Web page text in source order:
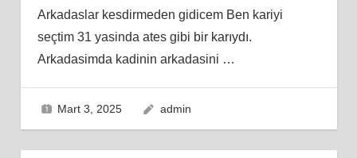
Arkadaslar kesdirmeden gidicem Ben kariyi
seçtim 31 yasinda ates gibi bir karıydı.
Arkadasimda kadinin arkadasini …
Mart 3, 2025 admin